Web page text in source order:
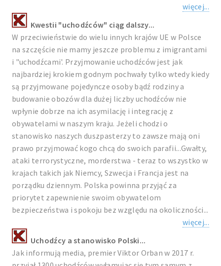
więcej...
Kwestii "uchodźców" ciąg dalszy...
W przeciwieństwie do wielu innych krajów UE w Polsce
na szczęście nie mamy jeszcze problemu z imigrantami
i "uchodźcami'. Przyjmowanie uchodźców jest jak
najbardziej krokiem godnym pochwały tylko wtedy kiedy
są przyjmowane pojedyncze osoby bądź rodziny a
budowanie obozów dla dużej liczby uchodźców nie
wpłynie dobrze na ich asymilację i integrację z
obywatelami w naszym kraju. Jeżeli chodzi o
stanowisko naszych duszpasterzy to zawsze mają oni
prawo przyjmować kogo chcą do swoich parafii...Gwałty,
ataki terrorystyczne, morderstwa - teraz to wszystko w
krajach takich jak Niemcy, Szwecja i Francja jest na
porządku dziennym. Polska powinna przyjąć za
priorytet zapewnienie swoim obywatelom
bezpieczeństwa i spokoju bez względu na okoliczności...
więcej...
Uchodźcy a stanowisko Polski...
Jak informują media, premier Viktor Orban w 2017 r.